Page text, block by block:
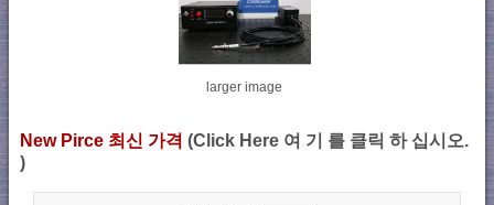
larger image
New Pirce 최신 가격 (Click Here 여 기 를 클릭 하 십시오.
)